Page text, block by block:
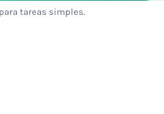
tareas simples.